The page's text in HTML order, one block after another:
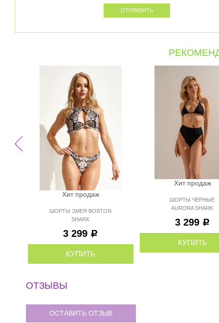
Хит продаж
ШОРТЫ ЗМЕЯ BOSTON
SHARK
3 299 Р
КУПИТЬ
Хит продаж
ШОРТЫ ЧЕРНЫЕ
AURORA SHARK
3 299 Р
КУПИТЬ
ОТЗЫВЫ
ОСТАВИТЬ ОТЗЫВ